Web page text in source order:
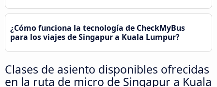
¿Cómo funciona la tecnología de CheckMyBus
para los viajes de Singapur a Kuala Lumpur?
Clases de asiento disponibles ofrecidas
en la ruta de micro de Singapur a Kuala